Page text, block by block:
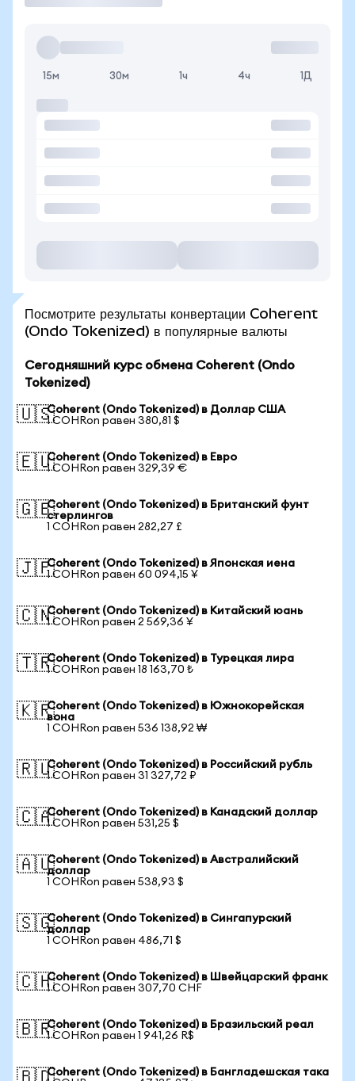
15м 30м 1ч 4ч 1Д
Посмотрите результаты конвертации Coherent
(Ondo Tokenized) в популярные валюты
Сегодняшний курс обмена Coherent (Ondo
Tokenized)
🇺🇸Coherent (Ondo Tokenized) в Доллар США
1 COHRon равен 380,81 $
🇪🇺Coherent (Ondo Tokenized) в Евро
1 COHRon равен 329,39 €
🇬🇧Coherent (Ondo Tokenized) в Британский фунт
стерлингов
1 COHRon равен 282,27 £
🇯🇵Coherent (Ondo Tokenized) в Японская иена
1 COHRon равен 60 094,15 ¥
🇨🇳Coherent (Ondo Tokenized) в Китайский юань
1 COHRon равен 2 569,36 ¥
🇹🇷Coherent (Ondo Tokenized) в Турецкая лира
1 COHRon равен 18 163,70 ₺
🇰🇷Coherent (Ondo Tokenized) в Южнокорейская
вона
1 COHRon равен 536 138,92 ₩
🇷🇺Coherent (Ondo Tokenized) в Российский рубль
1 COHRon равен 31 327,72 ₽
🇨🇦Coherent (Ondo Tokenized) в Канадский доллар
1 COHRon равен 531,25 $
🇦🇺Coherent (Ondo Tokenized) в Австралийский
доллар
1 COHRon равен 538,93 $
🇸🇬Coherent (Ondo Tokenized) в Сингапурский
доллар
1 COHRon равен 486,71 $
🇨🇭Coherent (Ondo Tokenized) в Швейцарский франк
1 COHRon равен 307,70 CHF
🇧🇷Coherent (Ondo Tokenized) в Бразильский реал
1 COHRon равен 1 941,26 R$
Coherent (Ondo Tokenized) в Бангладешская така